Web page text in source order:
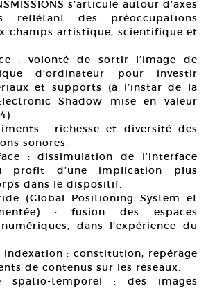
s’articule autour d’axes
reflétant des préoccupations
champs artistique, scientifique et
: volonté de sortir l’image de
d’ordinateur pour investir
et supports (à l’instar de la
Shadow mise en valeur
: richesse et diversité des
sonores.
: dissimulation de l’interface
profit d’une implication plus
dans le dispositif.
(Global Positioning System et
: fusion des espaces
dans l’expérience du
indexation : constitution, repérage
de contenus sur les réseaux.
spatio-temporel : des images